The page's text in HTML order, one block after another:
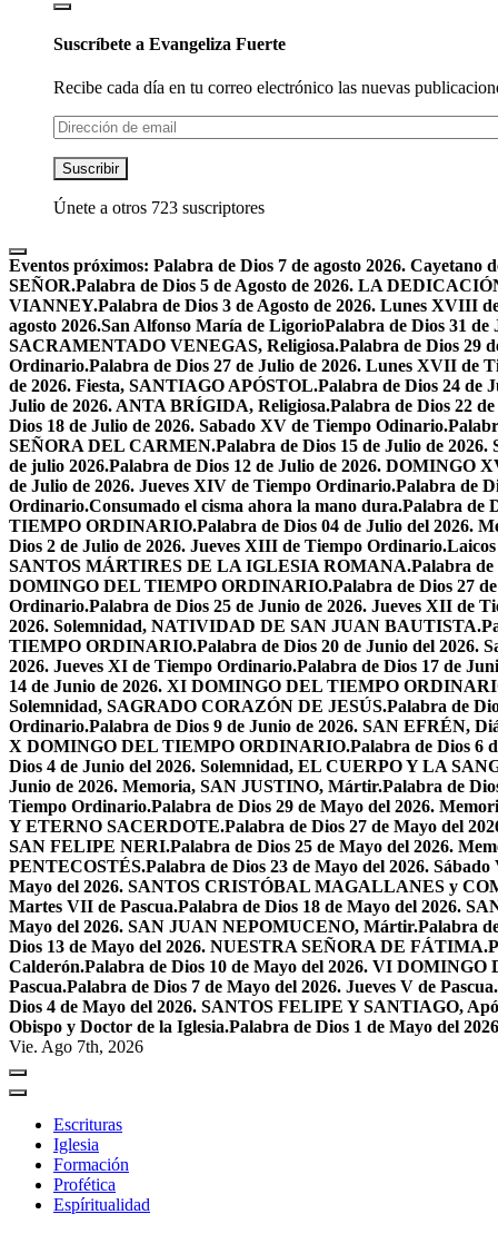
Suscríbete a Evangeliza Fuerte
Recibe cada día en tu correo electrónico las nuevas
Dirección
de
email
Suscribir
Únete a otros 723 suscriptores
Eventos próximos: Palabra de Dios 7 de agosto 2026. Cayetano
SEÑOR.Palabra de Dios 5 de Agosto de 2026. LA
VIANNEY.Palabra de Dios 3 de Agosto de 2026. Lunes XVIII
agosto 2026.San Alfonso María de LigorioPalabra de Dios 31
SACRAMENTADO VENEGAS, Religiosa.Palabra de Dios 29
Ordinario.Palabra de Dios 27 de Julio de 2026. Lunes XVII de
de 2026. Fiesta, SANTIAGO APÓSTOL.Palabra de Dios 24 de
Julio de 2026. ANTA BRÍGIDA, Religiosa.Palabra de Dios 22
Dios 18 de Julio de 2026. Sabado XV de Tiempo Odinario.
SEÑORA DEL CARMEN.Palabra de Dios 15 de Julio de
de julio 2026.Palabra de Dios 12 de Julio de 2026.
de Julio de 2026. Jueves XIV de Tiempo Ordinario.Palabra de
Ordinario.Consumado el cisma ahora la mano dura.Palabra de
TIEMPO ORDINARIO.Palabra de Dios 04 de Julio del 2026.
Dios 2 de Julio de 2026. Jueves XIII de Tiempo Ordinario.
SANTOS MÁRTIRES DE LA IGLESIA ROMANA.Palabra de
DOMINGO DEL TIEMPO ORDINARIO.Palabra de Dios 27
Ordinario.Palabra de Dios 25 de Junio de 2026. Jueves XII de
2026. Solemnidad, NATIVIDAD DE SAN JUAN BAUTISTA.
TIEMPO ORDINARIO.Palabra de Dios 20 de Junio del 2026.
2026. Jueves XI de Tiempo Ordinario.Palabra de Dios 17 de
14 de Junio de 2026. XI DOMINGO DEL TIEMPO
Solemnidad, SAGRADO CORAZÓN DE JESÚS.Palabra de
Ordinario.Palabra de Dios 9 de Junio de 2026. SAN EFRÉN,
X DOMINGO DEL TIEMPO ORDINARIO.Palabra de Dios 6
Dios 4 de Junio del 2026. Solemnidad, EL CUERPO Y LA
Junio de 2026. Memoria, SAN JUSTINO, Mártir.Palabra de
Tiempo Ordinario.Palabra de Dios 29 de Mayo del 2026.
Y ETERNO SACERDOTE.Palabra de Dios 27 de Mayo del
SAN FELIPE NERI.Palabra de Dios 25 de Mayo del 2026.
PENTECOSTÉS.Palabra de Dios 23 de Mayo del 2026.
Mayo del 2026. SANTOS CRISTÓBAL MAGALLANES y
Martes VII de Pascua.Palabra de Dios 18 de Mayo del 2026.
Mayo del 2026. SAN JUAN NEPOMUCENO, Mártir.Palabra
Dios 13 de Mayo del 2026. NUESTRA SEÑORA DE FÁTIMA.
Calderón.Palabra de Dios 10 de Mayo del 2026. VI DOMINGO
Pascua.Palabra de Dios 7 de Mayo del 2026. Jueves V de Pascua.
Dios 4 de Mayo del 2026. SANTOS FELIPE Y SANTIAGO,
Obispo y Doctor de la Iglesia.Palabra de Dios 1 de Mayo del
Vie. Ago 7th, 2026
Escrituras
Iglesia
Formación
Profética
Espíritualidad